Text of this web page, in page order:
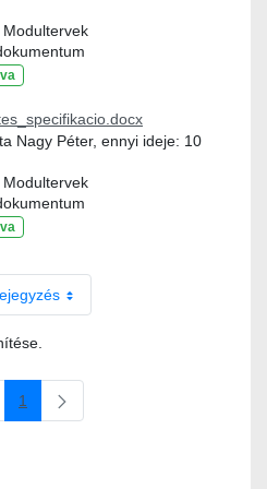
Modultervek
Nagy Péter, ennyi ideje: 10
Modultervek
Oldal
1